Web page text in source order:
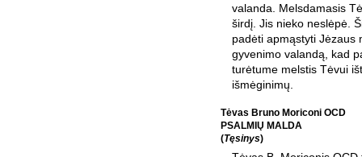
valanda. Melsdamasis
širdį. Jis nieko neslėpė.
padėti apmąstyti Jėzaus
gyvenimo valandą, kad
turėtume melstis Tėvui
išmėginimų.
Tėvas Bruno Moriconi OCD
PSALMIŲ MALDA
(Tęsinys)